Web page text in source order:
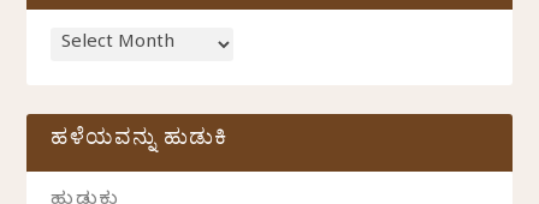
ಹಳೆಯವನ್ನು ಹುಡುಕಿ